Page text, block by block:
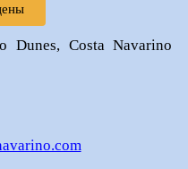
Dunes, Costa Navarino